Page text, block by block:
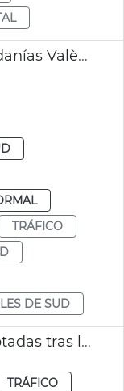
Nuevos pasos peatones pedanías València
TRÁFICO
DE SUD
Medidas de movilidad adoptadas tras la DANA
TRÁFICO